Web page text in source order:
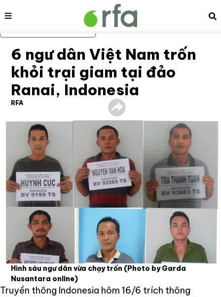
Bỏ qua nội dung chính
Nội dung
6 ngư dân Việt Nam trốn
khỏi trại giam tại đảo
Ranai, Indonesia
RFA
Hình sáu ngư dân vừa chạy trốn (Photo by Garda
Nusantara online)
Truyền thông Indonesia hôm 16/6 trích thông